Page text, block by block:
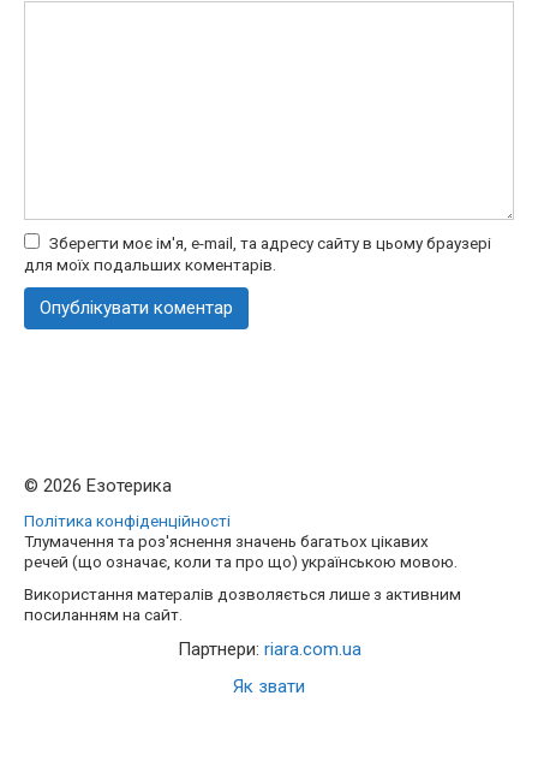
Зберегти моє ім'я, e-mail, та адресу сайту в цьому браузері
для моїх подальших коментарів.
© 2026 Езотерика
Політика конфіденційності
Тлумачення та роз'яснення значень багатьох цікавих
речей (що означає, коли та про що) українською мовою.
Використання матералів дозволяється лише з активним
посиланням на сайт.
Партнери: riara.com.ua
Як звати